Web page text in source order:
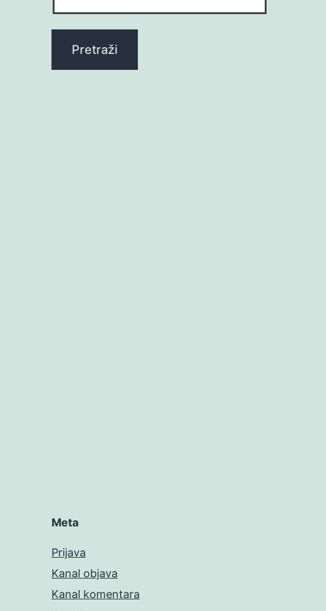
Meta
Prijava
Kanal objava
Kanal komentara